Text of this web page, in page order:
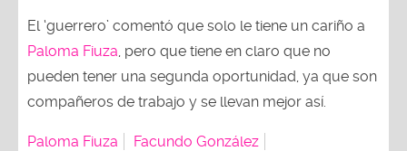
El ‘guerrero’ comentó que solo le tiene un cariño a
Paloma Fiuza , pero que tiene en claro que no
pueden tener una segunda oportunidad, ya que son
compañeros de trabajo y se llevan mejor así.
Paloma Fiuza
Facundo González